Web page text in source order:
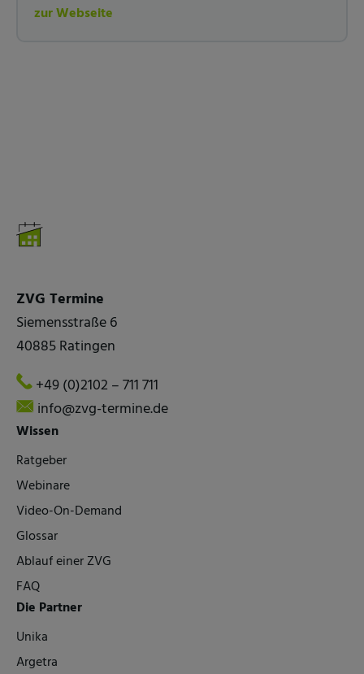
zur Webseite
ZVG Termine
Siemensstraße 6
40885 Ratingen
+49 (0)2102 – 711 711
info@zvg-termine.de
Wissen
Ratgeber
Webinare
Video-On-Demand
Glossar
Ablauf einer ZVG
FAQ
Die Partner
Unika
Argetra